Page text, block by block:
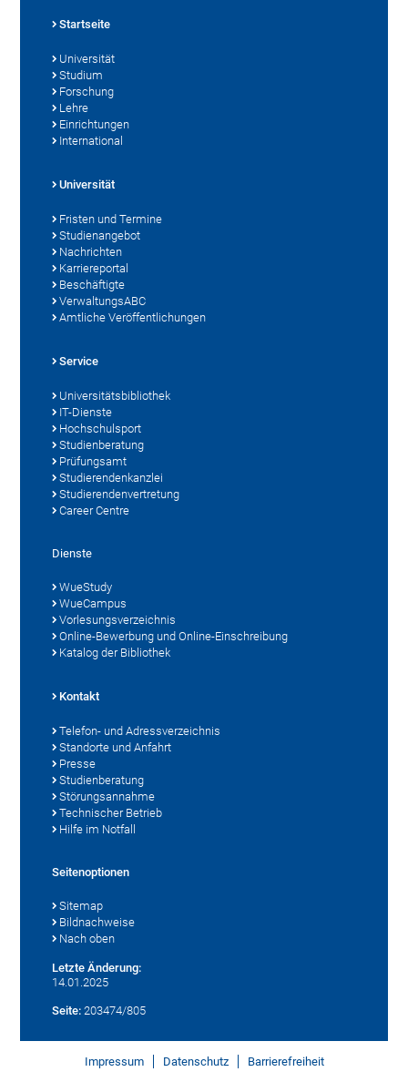
Startseite
Universität
Studium
Forschung
Lehre
Einrichtungen
International
Universität
Fristen und Termine
Studienangebot
Nachrichten
Karriereportal
Beschäftigte
VerwaltungsABC
Amtliche Veröffentlichungen
Service
Universitätsbibliothek
IT-Dienste
Hochschulsport
Studienberatung
Prüfungsamt
Studierendenkanzlei
Studierendenvertretung
Career Centre
Dienste
WueStudy
WueCampus
Vorlesungsverzeichnis
Online-Bewerbung und Online-Einschreibung
Katalog der Bibliothek
Kontakt
Telefon- und Adressverzeichnis
Standorte und Anfahrt
Presse
Studienberatung
Störungsannahme
Technischer Betrieb
Hilfe im Notfall
Seitenoptionen
Sitemap
Bildnachweise
Nach oben
Letzte Änderung:
14.01.2025
Seite: 203474/805
Impressum Datenschutz Barrierefreiheit